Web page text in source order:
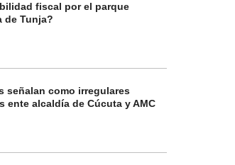
fiscal por el parque
de Tunja?
señalan como irregulares
ente alcaldía de Cúcuta y AMC